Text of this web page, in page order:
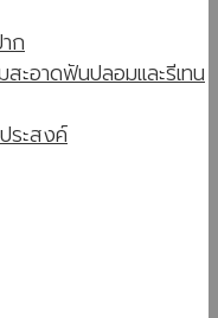
ก
ะอาดฟันปลอมและรีเทน
ระสงค์